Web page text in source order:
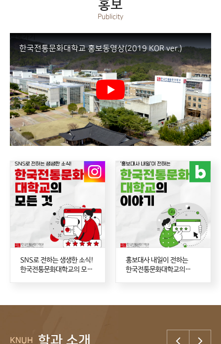
홍보
Publicity
한국전통문화대학교 홍보동영상(2019 KOR ver.)
바로가기
INSTAGRAM
SNS로 전하는 생생한 소식!
한국전통문화대학교의 모든
BLOG
홍보대사 내일이 전하는
한국전통문화대학교의
KNUH 학과 소개